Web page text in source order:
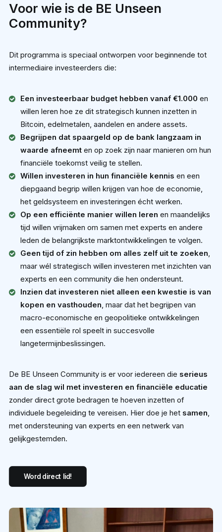
Voor wie is de BE Unseen
Community?
Dit programma is speciaal ontworpen voor beginnende tot
intermediaire investeerders die:
Een investeerbaar budget hebben vanaf €1.000 en
willen leren hoe ze dit strategisch kunnen inzetten in
Bitcoin, edelmetalen, aandelen en andere assets.
Begrijpen dat spaargeld op de bank langzaam in
waarde afneemten op zoek zijn naar manieren om hun
financiële toekomst veilig te stellen.
Willen investeren in hun financiële kennis en een
diepgaand begrip willen krijgen van hoe de economie,
het geldsysteem en investeringen écht werken.
Op een efficiënte manier willen leren en maandelijks
tijd willen vrijmaken om samen met experts en andere
leden de belangrijkste marktontwikkelingen te volgen.
Geen tijd of zin hebben om alles zelf uit te zoeken,
maar wél strategisch willen investeren met inzichten van
experts en een community die hen ondersteunt.
Inzien dat investeren niet alleen een kwestie is van
kopen en vasthouden, maar dat het begrijpen van
macro-economische en geopolitieke ontwikkelingen
een essentiële rol speelt in succesvolle
langetermijnbeslissingen.
De BE Unseen Community is er voor iedereen die serieus
aan de slag wil met investeren en financiële educatie
zonder direct grote bedragen te hoeven inzetten of
individuele begeleiding te vereisen. Hier doe je het samen,
met ondersteuning van experts en een netwerk van
gelijkgestemden.
Word direct lid!